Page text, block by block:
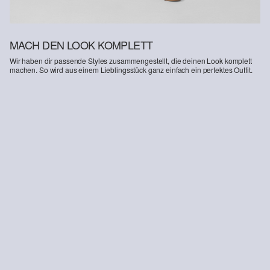
MACH DEN LOOK KOMPLETT
Wir haben dir passende Styles zusammengestellt, die deinen Look komplett
machen. So wird aus einem Lieblingsstück ganz einfach ein perfektes Outfit.